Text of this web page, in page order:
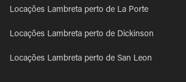
Locações Lambreta perto de La Porte
Locações Lambreta perto de Dickinson
Locações Lambreta perto de San Leon